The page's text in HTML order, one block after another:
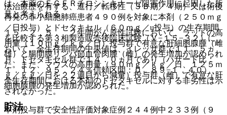
は、本薬のＥＧＦＲチロシンキナーゼ阻害作用に起因した所
見と考えられる。
１５．２．５． ２年間がん原性試験において、ラットの高
用量（１０ｍｇ／ｋｇ／日）投与群で有意な肝細胞腺腫（雌
雄）と腸間膜リンパ節血管肉腫（雌）の発生増加が認められ
た。また、マウスの高用量（９０ｍｇ／ｋｇ／日、１２５ｍ
ｇ／ｋｇ／日を２２週目から減量）投与群（雌）で有意な肝
細胞腺腫の発生増加が認められた。
貯法
法治療歴を有する、進行／転移性（３Ｂ期／４期）又は術後
再発の非小細胞肺癌患者４９０例を対象に本剤（２５０ｍｇ
／日投与）とドセタキセル（６０ｍｇ／u投与）の生存期間
を比較する第３相製造販売後臨床試験（Ｖ−１５−３２）に
おいて、全生存期間の中央値は、イレッサ群で１１．５ヵ
月、ドセタキセル群で１４．０ヵ月であり（ハザード比：
１．１２、９５．２４％信頼区間：０．８９−１．４０）、
全生存期間における本剤のドセタキセルに対する非劣性は示
されなかった。
本剤投与群で安全性評価対象症例２４４例中２３３例（９